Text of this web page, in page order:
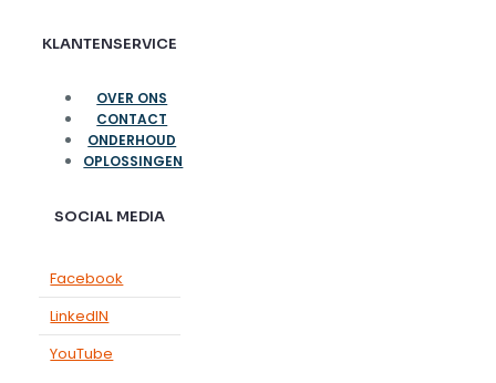
KLANTENSERVICE
OVER ONS
CONTACT
ONDERHOUD
OPLOSSINGEN
SOCIAL MEDIA
Facebook
LinkedIN
YouTube